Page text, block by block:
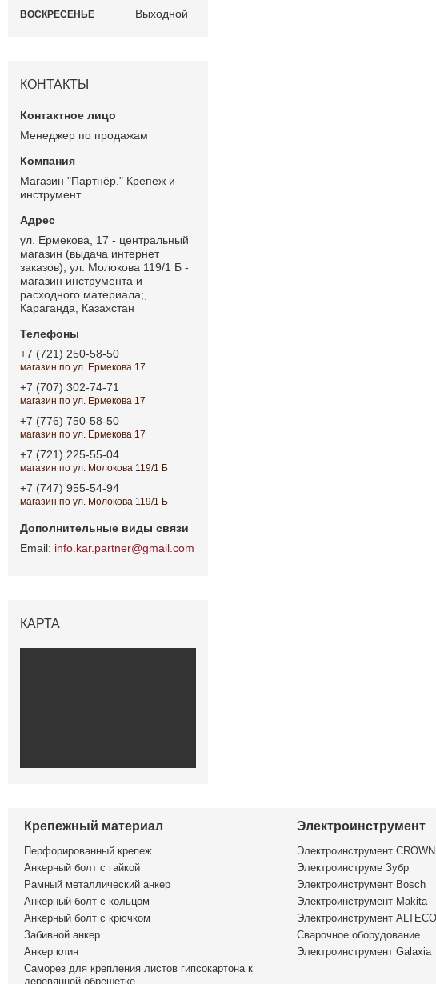
ВОСКРЕСЕНЬЕ Выходной
КОНТАКТЫ
Менеджер по продажам
Магазин "Партнёр." Крепеж и
инструмент.
ул. Ермекова, 17 - центральный
магазин (выдача интернет
заказов); ул. Молокова 119/1 Б -
магазин инструмента и
расходного материала;,
Караганда, Казахстан
+7 (721) 250-58-50
магазин по ул. Ермекова 17
+7 (707) 302-74-71
магазин по ул. Ермекова 17
+7 (776) 750-58-50
магазин по ул. Ермекова 17
+7 (721) 225-55-04
магазин по ул. Молокова 119/1 Б
+7 (747) 955-54-94
магазин по ул. Молокова 119/1 Б
info.kar.partner@gmail.com
КАРТА
Крепежный материал
Перфорированный крепеж
Анкерный болт с гайкой
Рамный металлический анкер
Анкерный болт с кольцом
Анкерный болт с крючком
Забивной анкер
Анкер клин
Саморез для крепления листов гипсокартона к
деревянной обрешетке
Электроинструмент
Электроинструмент CROWN
Электроинструме Зубр
Электроинструмент Bosch
Электроинструмент Makita
Электроинструмент ALTECO
Сварочное оборудование
Электроинструмент Galaxia